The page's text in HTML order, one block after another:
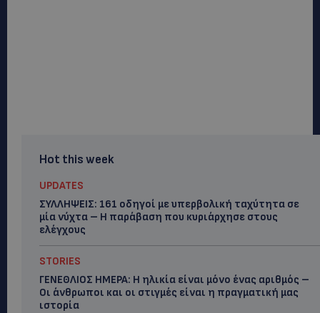
Hot this week
UPDATES
ΣΥΛΛΗΨΕΙΣ: 161 οδηγοί με υπερβολική ταχύτητα σε
μία νύχτα – Η παράβαση που κυριάρχησε στους
ελέγχους
STORIES
ΓΕΝΕΘΛΙΟΣ ΗΜΕΡΑ: Η ηλικία είναι μόνο ένας αριθμός –
Οι άνθρωποι και οι στιγμές είναι η πραγματική μας
ιστορία